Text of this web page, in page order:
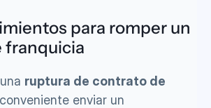
para romper un
franquicia
ruptura de contrato de
enviar un